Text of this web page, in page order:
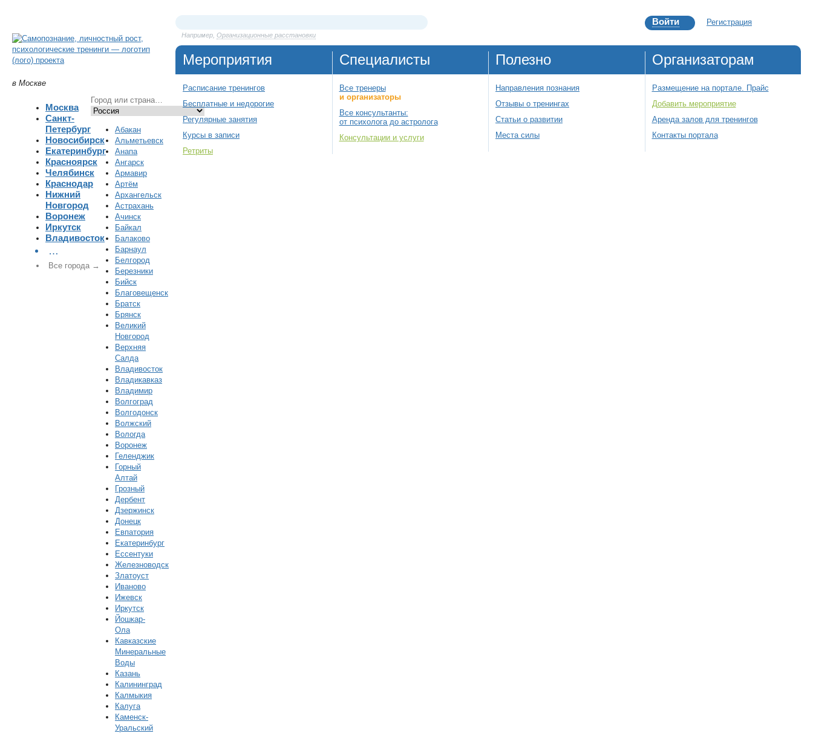
в Москве
Москва
Санкт-
Петербург
Новосибирск
Екатеринбург
Красноярск
Челябинск
Краснодар
Нижний
Новгород
Воронеж
Иркутск
Владивосток
…
Все города →
Абакан
Альметьевск
Анапа
Ангарск
Армавир
Артём
Архангельск
Астрахань
Ачинск
Байкал
Балаково
Барнаул
Белгород
Березники
Бийск
Благовещенск
Братск
Брянск
Великий
Новгород
Верхняя
Салда
Владивосток
Владикавказ
Владимир
Волгоград
Волгодонск
Волжский
Вологда
Воронеж
Геленджик
Горный
Алтай
Грозный
Дербент
Дзержинск
Донецк
Евпатория
Екатеринбург
Ессентуки
Железноводск
Златоуст
Иваново
Ижевск
Иркутск
Йошкар-
Ола
Кавказские
Минеральные
Воды
Казань
Калининград
Калмыкия
Калуга
Каменск-
Уральский
Например, Организационные расстановки
Войти Регистрация
Мероприятия
Расписание тренингов
Бесплатные и недорогие
Регулярные занятия
Курсы в записи
Ретриты
Специалисты
Все тренеры
и организаторы
Все консультанты:
от психолога до астролога
Консультации и услуги
Полезно
Направления познания
Отзывы о тренингах
Статьи о развитии
Места силы
Организаторам
Размещение на портале. Прайс
Добавить мероприятие
Аренда залов для тренингов
Контакты портала